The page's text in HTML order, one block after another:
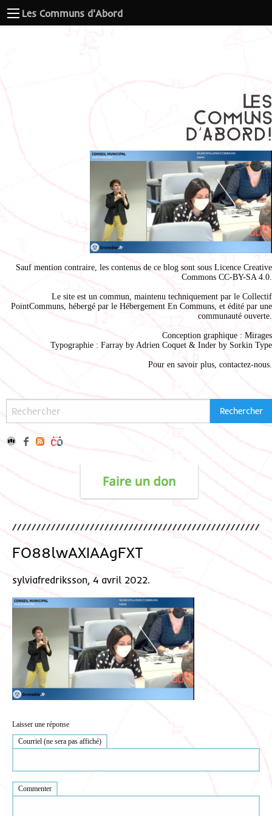
Les Communs d'Abord
Sauf mention contraire, les contenus de ce blog sont sous Licence Creative
Commons CC-BY-SA 4.0
Le site est un commun, maintenu techniquement par le Collectif
PointCommuns , hébergé par le Hébergement En Communs , et édité par une
communauté ouverte.
Conception graphique : Mirages
Typographie : Farray by Adrien Coquet & Inder by Sorkin Type
Pour en savoir plus, contactez-nous
FO88lwAXIAAgFXT
sylviafredriksson, 4 avril 2022.
Laisser une réponse
Courriel (ne sera pas affiché)
Commenter